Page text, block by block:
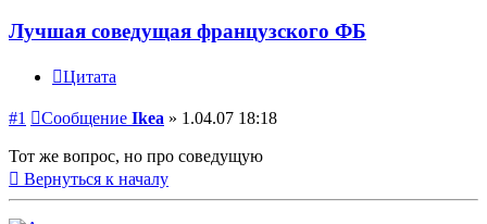
Лучшая соведущая французского ФБ
Цитата
#1 Сообщение Ikea » 1.04.07 18:18
Тот же вопрос, но про соведущую
Вернуться к началу